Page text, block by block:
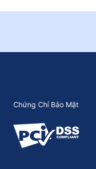
Chứng Chỉ Bảo Mật